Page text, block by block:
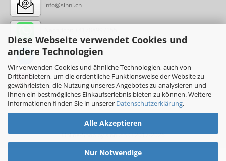
Diese Webseite verwendet Cookies und
andere Technologien
Wir verwenden Cookies und ähnliche Technologien, auch von
Drittanbietern, um die ordentliche Funktionsweise der Website zu
gewährleisten, die Nutzung unseres Angebotes zu analysieren und
Ihnen ein bestmögliches Einkaufserlebnis bieten zu können. Weitere
Informationen finden Sie in unserer Datenschutzerklärung.
Alle Akzeptieren
Nur Notwendige
info@sinni.ch
Messenger: sinni.ch
Instagram: sinni_ch
Online-Shopby sinni.ch © 2017-2026